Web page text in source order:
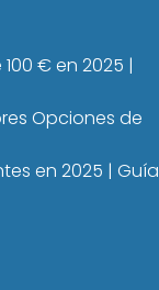
€ en 2025 |
Opciones de
en 2025 | Guía